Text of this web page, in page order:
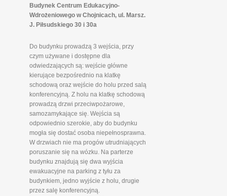
Budynek Centrum Edukacyjno-
Wdrożeniowego w Chojnicach, ul. Marsz.
J. Piłsudskiego 30 i 30a
Do budynku prowadzą 3 wejścia, przy
czym używane i dostępne dla
odwiedzających są: wejście główne
kierujące bezpośrednio na klatkę
schodową oraz wejście do holu przed salą
konferencyjną. Z holu na klatkę schodową
prowadzą drzwi przeciwpożarowe,
samozamykające się. Wejścia są
odpowiednio szerokie, aby do budynku
mogła się dostać osoba niepełnosprawna.
W drzwiach nie ma progów utrudniających
poruszanie się na wózku. Na parterze
budynku znajdują się dwa wyjścia
ewakuacyjne na parking z tyłu za
budynkiem, jedno wyjście z holu, drugie
przez salę konferencyjną.